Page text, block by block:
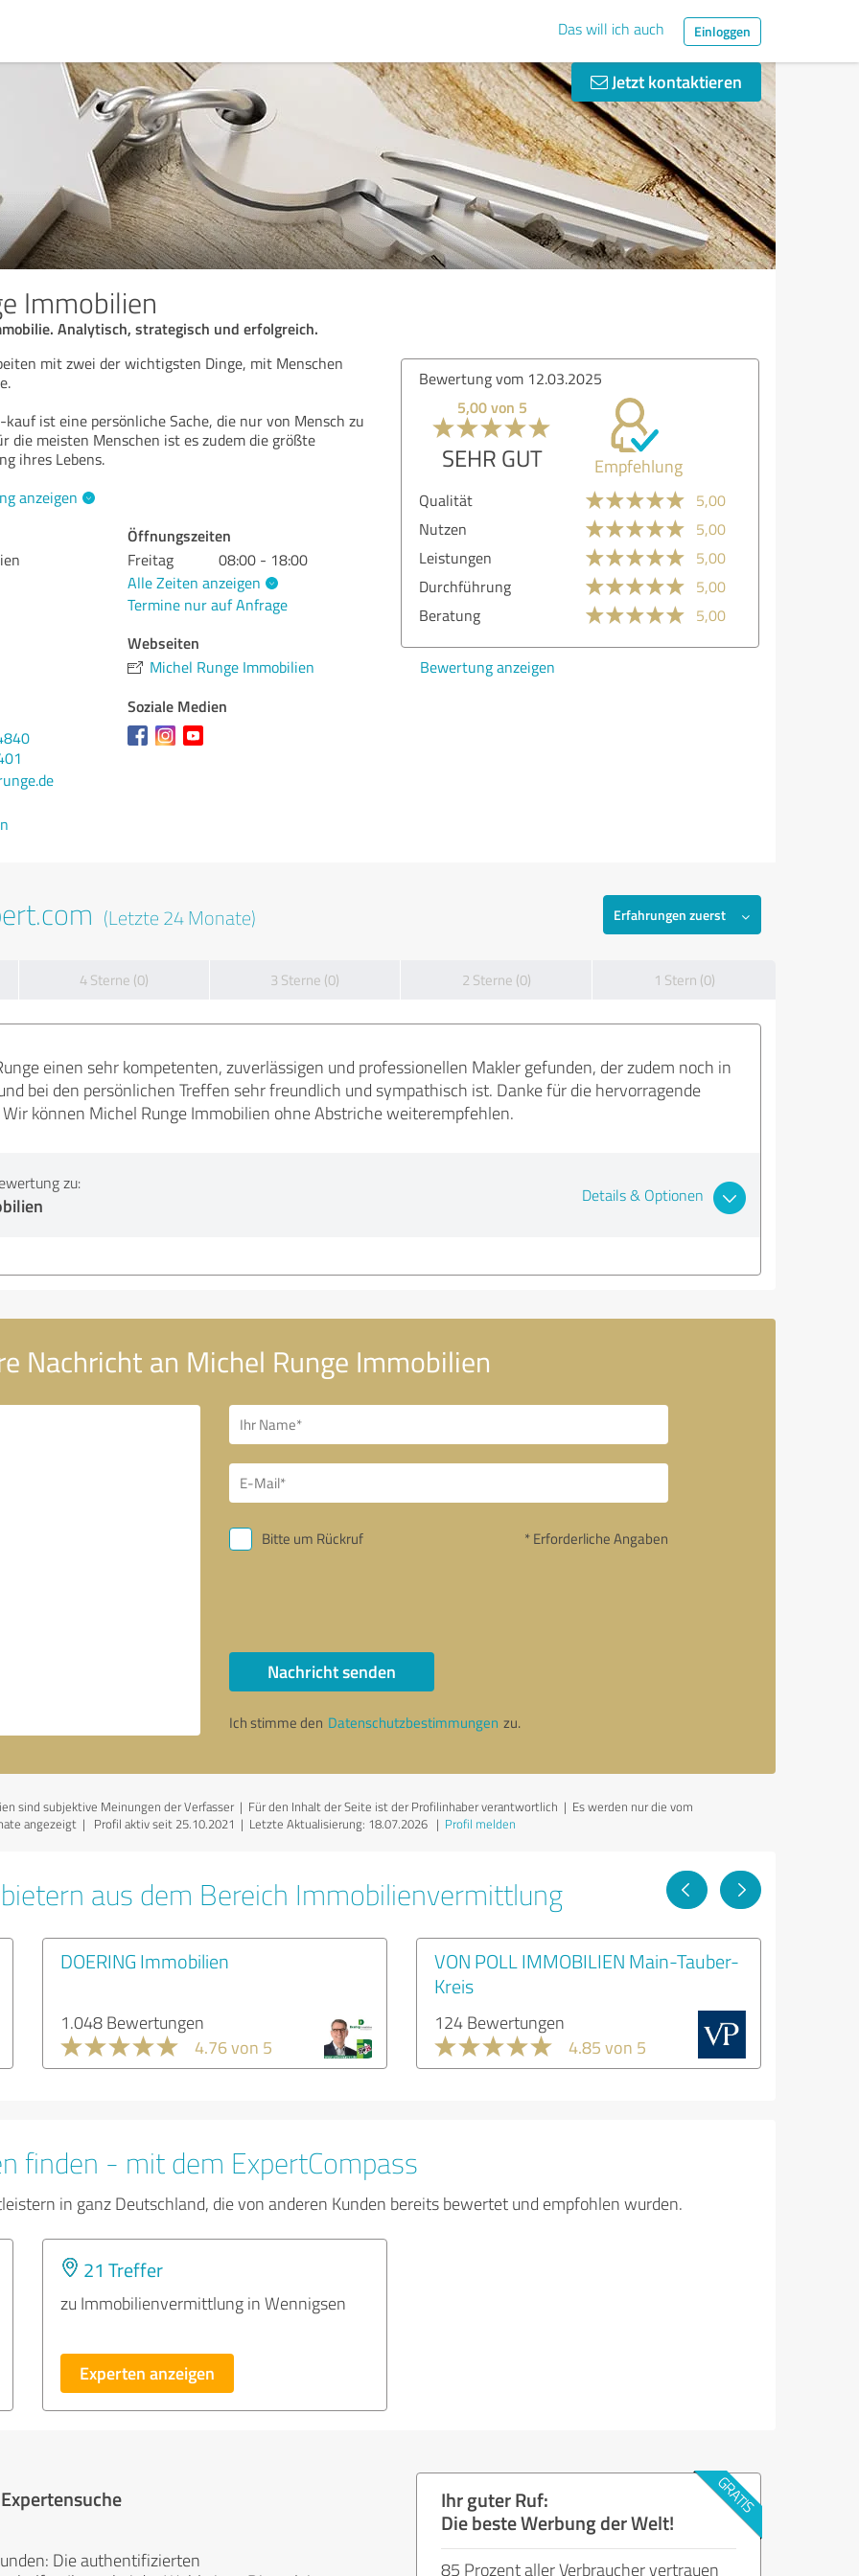
Das will ich auch Einloggen
Jetzt kontaktieren
Immobilien
Analytisch, strategisch und erfolgreich.
mit zwei der wichtigsten Dinge, mit Menschen
ist eine persönliche Sache, die nur von Mensch zu
die meisten Menschen ist es zudem die größte
ihres Lebens.
anzeigen
Öffnungszeiten
Freitag
08:00 - 18:00
Alle Zeiten anzeigen
Termine nur auf Anfrage
Webseiten
Michel Runge Immobilien
Soziale Medien
Bewertung vom 12.03.2025
5,00 von 5
SEHR GUT Empfehlung
Qualität
5,00
Nutzen
5,00
Leistungen
5,00
Durchführung
5,00
Beratung
5,00
Bewertung anzeigen
(Letzte 24 Monate) Erfahrungen zuerst
4 Sterne (0) 3 Sterne (0) 2 Sterne (0) 1 Stern (0)
einen sehr kompetenten, zuverlässigen und professionellen Makler gefunden, der zudem noch in
bei den persönlichen Treffen sehr freundlich und sympathisch ist. Danke für die hervorragende
können Michel Runge Immobilien ohne Abstriche weiterempfehlen.
zu:
Details & Optionen
Nachricht an Michel Runge Immobilien
Bitte um Rückruf * Erforderliche Angaben
Nachricht senden
Ich stimme den Datenschutzbestimmungen zu.
sind subjektive Meinungen der Verfasser | Für den Inhalt der Seite ist der Profilinhaber verantwortlich | Es werden nur die vom
angezeigt | Profil aktiv seit 25.10.2021 | Letzte Aktualisierung: 18.07.2026 | Profil melden
aus dem Bereich Immobilienvermittlung
DOERING Immobilien
1.048 Bewertungen
4.76 von 5
VON POLL IMMOBILIEN Main-Tauber-
Kreis
124 Bewertungen
4.85 von 5
finden - mit dem ExpertCompass
in ganz Deutschland, die von anderen Kunden bereits bewertet und empfohlen wurden.
21 Treffer
zu Immobilienvermittlung in Wennigsen
Experten anzeigen
Die authentifizierten
Ihr guter Ruf:
Die beste Werbung der Welt!
85 Prozent aller Verbraucher vertrauen